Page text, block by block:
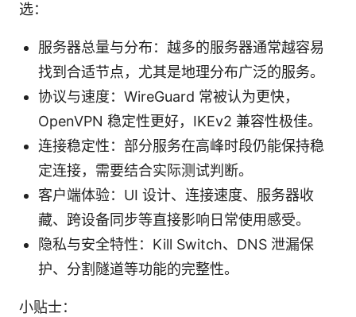
选：
服务器总量与分布：越多的服务器通常越容易
找到合适节点，尤其是地理分布广泛的服务。
协议与速度：WireGuard 常被认为更快，
OpenVPN 稳定性更好，IKEv2 兼容性极佳。
连接稳定性：部分服务在高峰时段仍能保持稳
定连接，需要结合实际测试判断。
客户端体验：UI 设计、连接速度、服务器收
藏、跨设备同步等直接影响日常使用感受。
隐私与安全特性：Kill Switch、DNS 泄漏保
护、分割隧道等功能的完整性。
小贴士：